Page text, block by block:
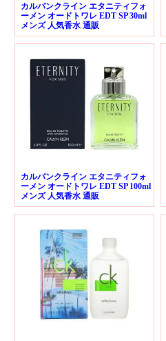
カルバンクライン エタニティフォ
ーメン オードトワレ EDT SP 30ml
メンズ 人気香水 通販
カルバンクライン エタニティフォ
ーメン オードトワレ EDT SP 100ml
メンズ 人気香水 通販